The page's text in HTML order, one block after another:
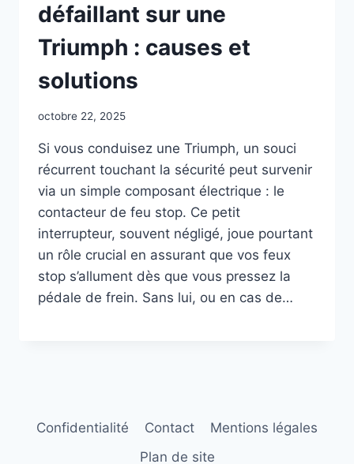
défaillant sur une
Triumph : causes et
solutions
octobre 22, 2025
Si vous conduisez une Triumph, un souci
récurrent touchant la sécurité peut survenir
via un simple composant électrique : le
contacteur de feu stop. Ce petit
interrupteur, souvent négligé, joue pourtant
un rôle crucial en assurant que vos feux
stop s’allument dès que vous pressez la
pédale de frein. Sans lui, ou en cas de…
Confidentialité Contact
Mentions légales
Plan de site